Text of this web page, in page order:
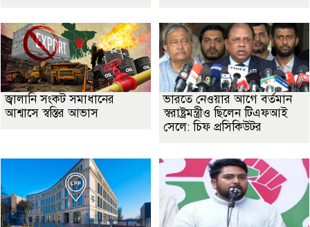
জ্বালানি সংকট সমাধানের
আশ্বাসে স্বস্তির আভাস
ভারতে নেওয়ার আগে বর্তমান
স্বরাষ্ট্রমন্ত্রীও ছিলেন টিএফআই
সেলে: চিফ প্রসিকিউটর